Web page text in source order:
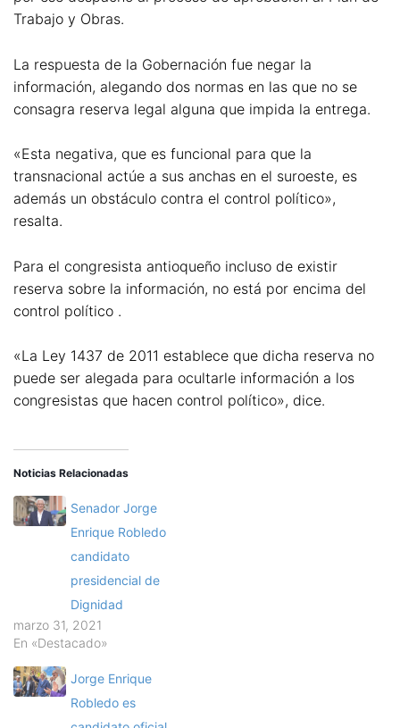
Trabajo y Obras.
La respuesta de la Gobernación fue negar la
información, alegando dos normas en las que no se
consagra reserva legal alguna que impida la entrega.
«Esta negativa, que es funcional para que la
transnacional actúe a sus anchas en el suroeste, es
además un obstáculo contra el control político»,
resalta.
Para el congresista antioqueño incluso de existir
reserva sobre la información, no está por encima del
control político .
«La Ley 1437 de 2011 establece que dicha reserva no
puede ser alegada para ocultarle información a los
congresistas que hacen control político», dice.
Noticias Relacionadas
Senador Jorge
Enrique Robledo
candidato
presidencial de
Dignidad
marzo 31, 2021
En «Destacado»
Jorge Enrique
Robledo es